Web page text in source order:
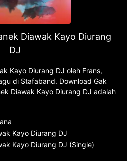
Diawak Kayo Diurang
DJ
Kayo Diurang DJ oleh Frans,
di Stafaband. Download Gak
Diawak Kayo Diurang DJ adalah
Kayo Diurang DJ
Kayo Diurang DJ (Single)